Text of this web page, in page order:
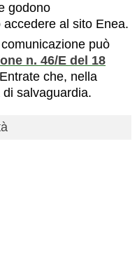
godono
accedere al sito Enea.
comunicazione può
n. 46/E del 18
che, nella
di salvaguardia.